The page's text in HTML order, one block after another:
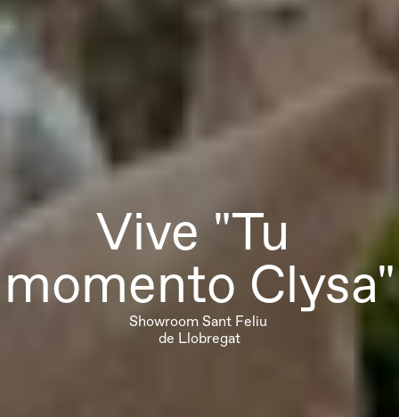
Vive "Tu
momento Clysa"
Showroom Sant Feliu
de Llobregat